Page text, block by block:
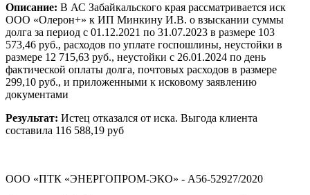
Описание: В АС Забайкальского края рассматривается иск
ООО «Олерон+» к ИП Минкину И.В. о взыскании суммы
долга за период с 01.12.2021 по 31.07.2023 в размере 103
573,46 руб., расходов по уплате госпошлины, неустойки в
размере 12 715,63 руб., неустойки с 26.01.2024 по день
фактической оплаты долга, почтовых расходов в размере
299,10 руб., и приложенными к исковому заявлению
документами
Результат: Истец отказался от иска. Выгода клиента
составила 116 588,19 руб
ООО «ПТК «ЭНЕРГОПРОМ-ЭКО» - А56-52927/2020